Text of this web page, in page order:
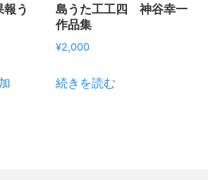
う
島うた工工四 神谷幸一
作品集
¥2,000
続きを読む